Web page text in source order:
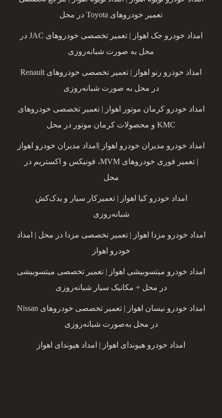
تعمیر خودروهای Toyota در محل
امداد خودرو جک اهواز | تعمیر تخصصی خودروهای JAC در
محل به صورت شبانه‌روزی
امداد خودرو رنو اهواز | تعمیر تخصصی خودروهای Renault
در محل به صورت شبانه‌روزی
امداد خودرو کرمان موتور اهواز | تعمیر تخصصی خودروهای
KMC و محصولات کرمان موتور در محل
امداد خودرو مدیران خودرو اهواز |امداد مدیران خودرو اهواز
| تعمیر فوری خودروهای MVM، فونیکس و اکستریم در
محل
امداد خودرو کیا اهواز | تعمیرکار سیار و یدک‌کش
شبانه‌روزی
امداد خودرو مزدا اهواز | تعمیر تخصصی مزدا در محل | امداد
خودرو اهواز
امداد خودرو میتسوبیشی اهواز | تعمیر تخصصی میتسوبیشی
در محل + مکانیک سیار شبانه‌روزی
امداد خودرو نیسان اهواز | تعمیر تخصصی خودروهای Nissan
در محل به‌صورت شبانه‌روزی
امداد خودرو هیوندای اهواز | امداد هیوندای اهواز